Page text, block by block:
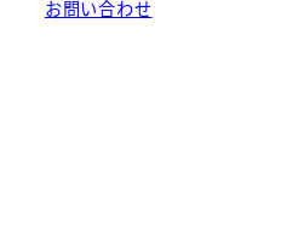
お問い合わせ